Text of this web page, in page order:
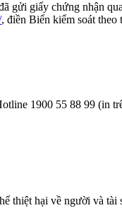
gửi giấy chứng nhận
, điền Biển kiểm soát
1900 55 88 99 (in
thiệt hại về người và